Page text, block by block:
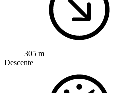
305 m
Descente